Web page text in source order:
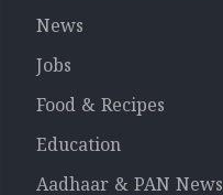
News
Jobs
Food & Recipes
Education
Aadhaar & PAN News